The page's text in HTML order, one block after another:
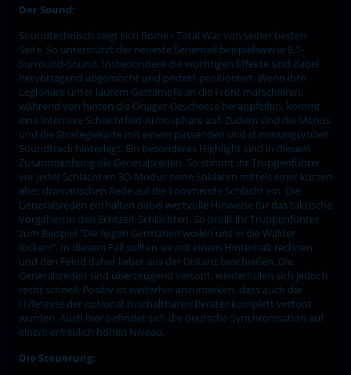
Der Sound:
Soundtechnisch zeigt sich Rome - Total War von seiner besten
Seite. So unterstützt der neueste Serienteil beispielsweise 6.1-
Surround-Sound. Insbesondere die wuchtigen Effekte sind dabei
hervorragend abgemischt und perfekt positioniert. Wenn ihre
Legionäre unter lautem Gestampfe an die Front marschieren,
während von hinten die Onager-Geschosse heranpfeifen, kommt
eine intensive Schlachtfeld-Atmosphäre auf. Zudem sind die Menüs
und die Strategiekarte mit einem passenden und stimmungsvollen
Soundtrack hinterlegt. Ein besonderes Highlight sind in diesem
Zusammenhang die Generalsreden. So stimmt ihr Truppenführer
vor jeder Schlacht im 3D-Modus seine Soldaten mittels einer kurzen
aber dramatischen Rede auf die kommende Schlacht ein. Die
Generalsreden enthalten dabei wertvolle Hinweise für das taktische
Vorgehen in den Echtzeit-Schlachten. So brüllt ihr Truppenführer
zum Beispiel "Die feigen Germanen wollen uns in die Wälder
locken!". In diesem Fall sollten sie mit einem Hinterhalt rechnen
und den Feind daher lieber aus der Distanz beschießen. Die
Generalsreden sind überzeugend vertont, wiederholen sich jedoch
recht schnell. Positiv ist weiterhin anzumerken, dass auch die
Hilfetexte der optional zuschaltbaren Berater komplett vertont
wurden. Auch hier befindet sich die deutsche Synchronisation auf
einem erfreulich hohen Niveau.
Die Steuerung: